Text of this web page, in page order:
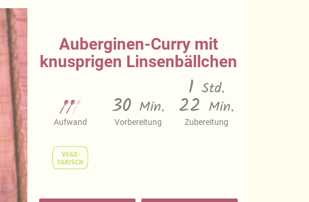
Auberginen-Curry mit
knusprigen Linsenbällchen
Aufwand
30 Min.
Vorbereitung
1Std.
22 Min.
Zubereitung